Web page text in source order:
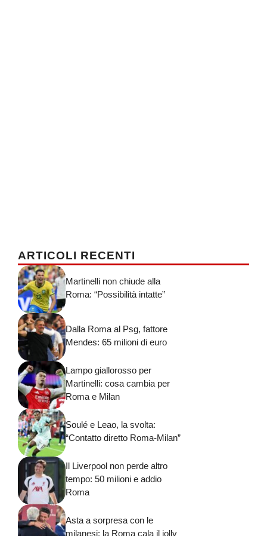
ARTICOLI RECENTI
Martinelli non chiude alla
Roma: “Possibilità intatte”
Dalla Roma al Psg, fattore
Mendes: 65 milioni di euro
Lampo giallorosso per
Martinelli: cosa cambia per
Roma e Milan
Soulé e Leao, la svolta:
“Contatto diretto Roma-Milan”
Il Liverpool non perde altro
tempo: 50 milioni e addio
Roma
Asta a sorpresa con le
milanesi: la Roma cala il jolly